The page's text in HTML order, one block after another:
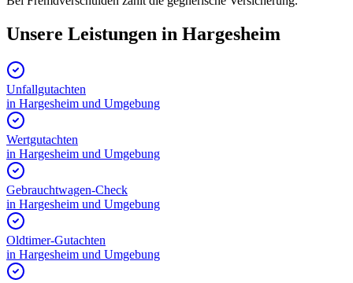
Unsere Leistungen in Hargesheim
Unfallgutachten
in Hargesheim und Umgebung
Wertgutachten
in Hargesheim und Umgebung
Gebrauchtwagen-Check
in Hargesheim und Umgebung
Oldtimer-Gutachten
in Hargesheim und Umgebung